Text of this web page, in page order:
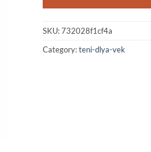
SKU:732028f1cf4a
Category:teni-dlya-vek